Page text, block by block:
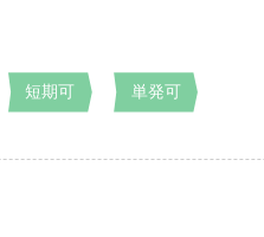
短期可 単発可